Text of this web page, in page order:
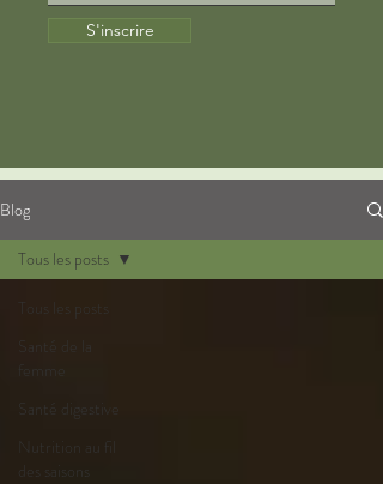
S'inscrire
Blog
Tous les posts
Santé de la
Santé digestive
Nutrition au fil
des saisons
Tous les posts